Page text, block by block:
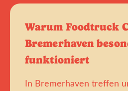
Warum Foodtruck
Bremerhaven
funktioniert
In Bremerhaven treffen